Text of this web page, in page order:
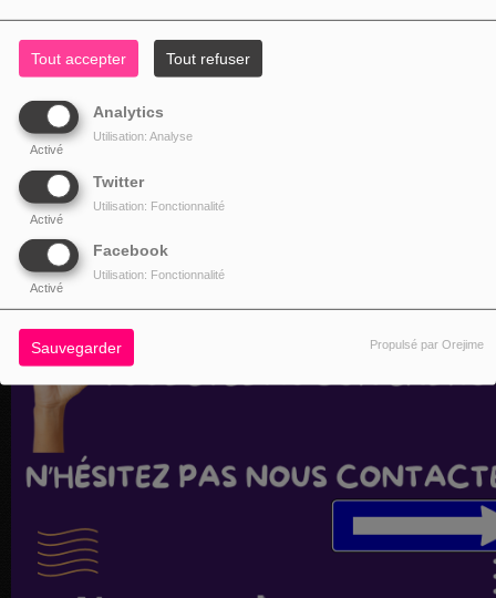
Tout accepter Tout refuser
Analytics
Activé
Utilisation: Analyse
Twitter
Activé
Utilisation: Fonctionnalité
Facebook
Activé
Utilisation: Fonctionnalité
Sauvegarder Propulsé par Orejime